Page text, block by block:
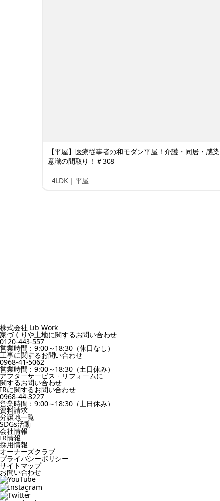
【平屋】医療従事者の和モダン平屋！介護・同居・感
意識の間取り！＃308
4LDK｜平屋
株式会社 Lib Work
家づくりや土地に関するお問い合わせ
0120-443-557
営業時間：9:00～18:30（休日なし）
工事に関するお問い合わせ
0968-41-5062
営業時間：9:00～18:30（土日休み）
アフターサービス・リフォームに
関するお問い合わせ
IRに関するお問い合わせ
0968-44-3227
営業時間：9:00～18:30（土日休み）
資料請求
分譲地一覧
SDGs活動
会社情報
IR情報
採用情報
オーナーズクラブ
プライバシーポリシー
サイトマップ
お問い合わせ